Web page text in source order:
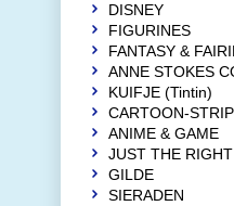
DISNEY
FIGURINES
FANTASY &
ANNE STOKES
KUIFJE (Tintin)
CARTOON-
ANIME & GAME
JUST THE
GILDE
SIERADEN